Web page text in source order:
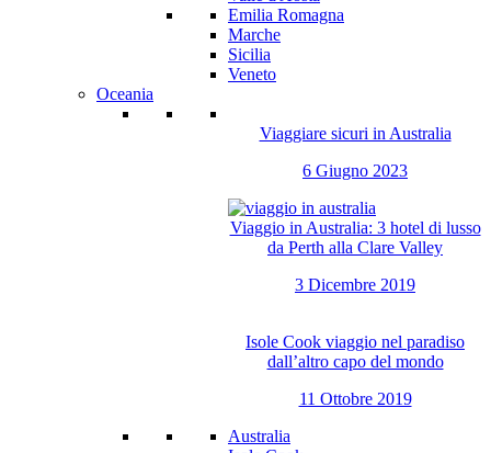
Emilia Romagna
Marche
Sicilia
Veneto
Oceania
Viaggiare sicuri in Australia
6 Giugno 2023
Viaggio in Australia: 3 hotel di lusso
da Perth alla Clare Valley
3 Dicembre 2019
Isole Cook viaggio nel paradiso
dall’altro capo del mondo
11 Ottobre 2019
Australia